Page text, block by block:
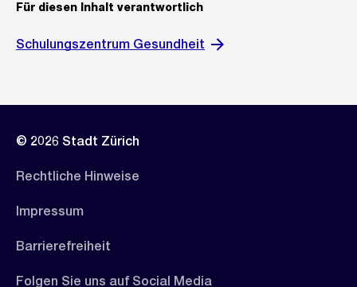
Für diesen Inhalt verantwortlich
Schulungszentrum Gesundheit
© 2026 Stadt Zürich
Rechtliche Hinweise
Impressum
Barrierefreiheit
Folgen Sie uns auf Social Media